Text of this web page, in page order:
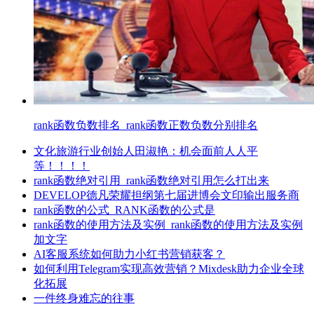
rank函数负数排名_rank函数正数负数分别排名
文化旅游行业创始人田淑艳：机会面前人人平
等！！！！
rank函数绝对引用_rank函数绝对引用怎么打出来
DEVELOP德凡荣耀担纲第七届进博会文印输出服务商
rank函数的公式_RANK函数的公式是
rank函数的使用方法及实例_rank函数的使用方法及实例
加文字
AI客服系统如何助力小红书营销获客？
如何利用Telegram实现高效营销？Mixdesk助力企业全球
化拓展
一件终身难忘的往事